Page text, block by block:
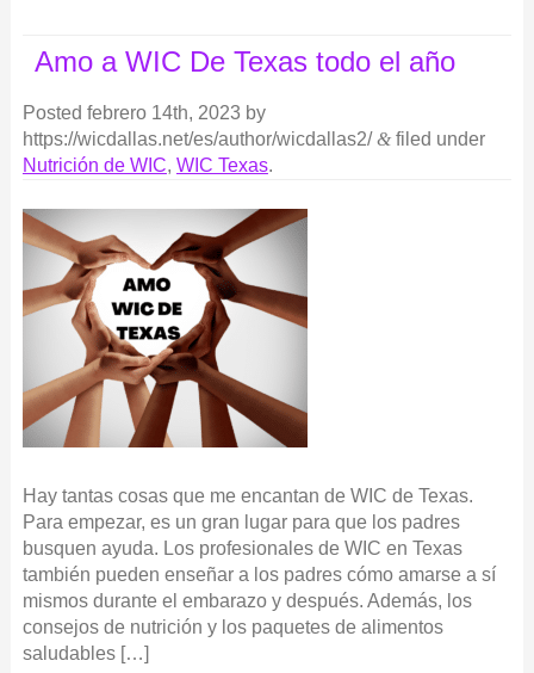
Amo a WIC De Texas todo el año
Posted febrero 14th, 2023 by
https://wicdallas.net/es/author/wicdallas2/ &filed under
Nutrición de WIC, WIC Texas.
Hay tantas cosas que me encantan de WIC de Texas.
Para empezar, es un gran lugar para que los padres
busquen ayuda. Los profesionales de WIC en Texas
también pueden enseñar a los padres cómo amarse a sí
mismos durante el embarazo y después. Además, los
consejos de nutrición y los paquetes de alimentos
saludables […]